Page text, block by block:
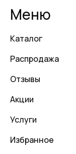
Меню
Каталог
Распродажа
Отзывы
Акции
Услуги
Избранное